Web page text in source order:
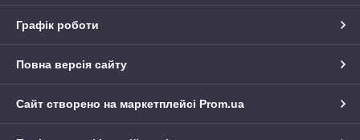
Графік роботи
Повна версія сайту
Сайт створено на маркетплейсі Prom.ua